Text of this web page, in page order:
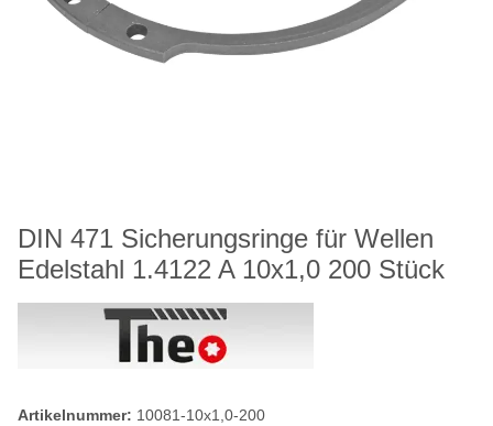
DIN 471 Sicherungsringe für Wellen
Edelstahl 1.4122 A 10x1,0 200 Stück
Artikelnummer: 10081-10x1,0-200